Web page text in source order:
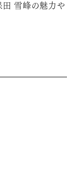
雪峰の魅力や